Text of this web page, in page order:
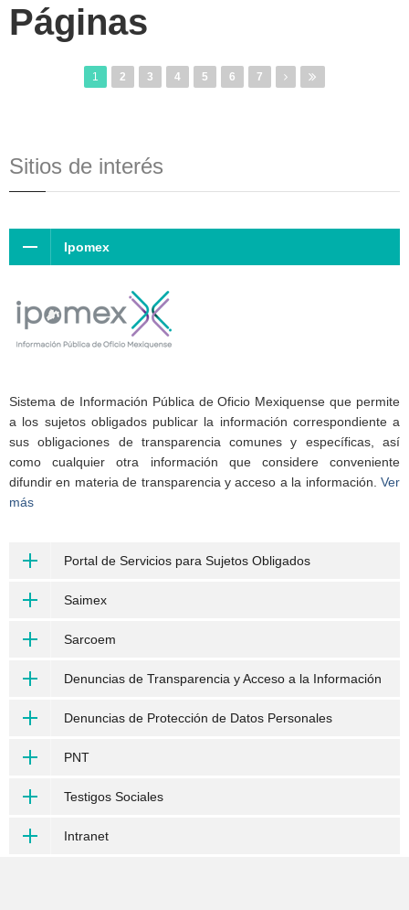
Páginas
1 2 3 4 5 6 7
Sitios de interés
Ipomex
Sistema de Información Pública de Oficio Mexiquense que permite
a los sujetos obligados publicar la información correspondiente a
sus obligaciones de transparencia comunes y específicas, así
como cualquier otra información que considere conveniente
difundir en materia de transparencia y acceso a la información. Ver
más
Portal de Servicios para Sujetos Obligados
Saimex
Sarcoem
Denuncias de Transparencia y Acceso a la Información
Denuncias de Protección de Datos Personales
PNT
Testigos Sociales
Intranet